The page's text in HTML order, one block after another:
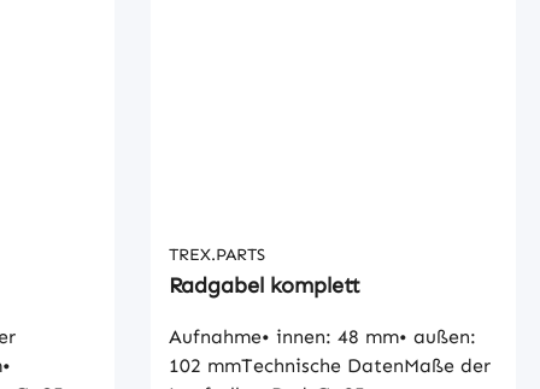
TREX.PARTS
Radgabel komplett
Aufnahme• innen: 48 mm• außen:
102 mmTechnische DatenMaße der